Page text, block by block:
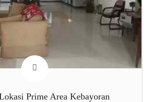
Prime Area Kebayoran